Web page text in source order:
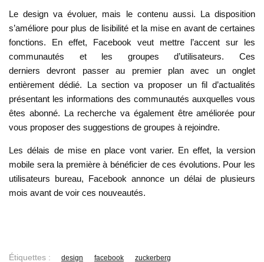
Le design va évoluer, mais le contenu aussi. La disposition
s’améliore pour plus de lisibilité et la mise en avant de certaines
fonctions. En effet, Facebook veut mettre l’accent sur les
communautés et les groupes d’utilisateurs. Ces
derniers devront passer au premier plan avec un onglet
entièrement dédié. La section va proposer un fil d’actualités
présentant les informations des communautés auxquelles vous
êtes abonné. La recherche va également être améliorée pour
vous proposer des suggestions de groupes à rejoindre.
Les délais de mise en place vont varier. En effet, la version
mobile sera la première à bénéficier de ces évolutions. Pour les
utilisateurs bureau, Facebook annonce un délai de plusieurs
mois avant de voir ces nouveautés.
Étiquettes : design facebook zuckerberg